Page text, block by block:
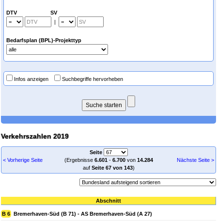
DTV SV
|
Bedarfsplan (BPL)-Projekttyp
Infos anzeigen Suchbegriffe hervorheben
Verkehrszahlen 2019
< Vorherige Seite
Seite
(Ergebnisse 6.601- 6.700von 14.284
auf Seite 67 von 143)
Nächste Seite >
Abschnitt
B 6 Bremerhaven-Süd (B 71) - AS Bremerhaven-Süd (A 27)